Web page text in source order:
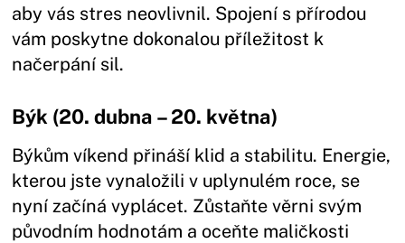
aby vás stres neovlivnil. Spojení s přírodou
vám poskytne dokonalou příležitost k
načerpání sil.
Býk (20. dubna – 20. května)
Býkům víkend přináší klid a stabilitu. Energie,
kterou jste vynaložili v uplynulém roce, se
nyní začíná vyplácet. Zůstaňte věrni svým
původním hodnotám a oceňte maličkosti